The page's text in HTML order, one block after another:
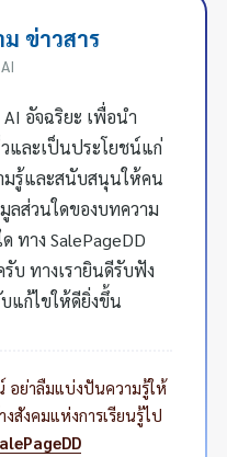
ข่าวสาร
อัจฉริยะ เพื่อนำ
และเป็นประโยชน์แก่
มรู้และสนับสนุนให้คน
ลส่วนใดของบทความ
ทาง SalePageDD
บ ทางเรายินดีรับฟัง
แก้ไขให้ดียิ่งขึ้น
อย่าลืมแบ่งปันความรู้ให้
สังคมแห่งการเรียนรู้ไป